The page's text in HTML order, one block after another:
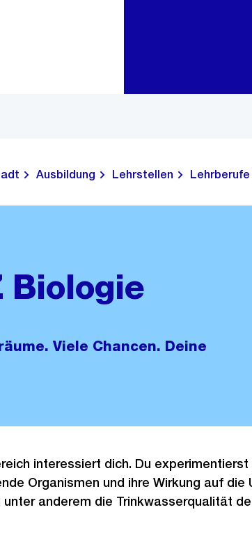
Ausbildung Lehrstellen Lehrberufe
Biologie
Viele Chancen. Deine
interessiert dich. Du experimentierst
Organismen und ihre Wirkung auf die
anderem die Trinkwasserqualität